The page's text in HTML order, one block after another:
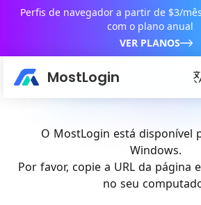
Perfis de navegador a partir de $3/
com o plano anual
VER PLANOS
MostLogin
O MostLogin está disponível
Windows.
Por favor, copie a URL da página
no seu